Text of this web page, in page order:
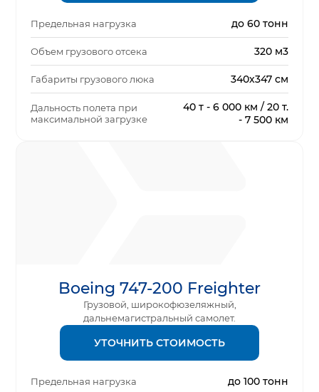
Предельная нагрузка до 60 тонн
Объем грузового отсека 320 м3
Габариты грузового люка 340х347 см
Дальность полета при
максимальной загрузке
40 т - 6 000 км / 20 т.
- 7 500 км
Boeing 747-200 Freighter
Грузовой, широкофюзеляжный,
дальнемагистральный самолет.
УТОЧНИТЬ СТОИМОСТЬ
Предельная нагрузка до 100 тонн